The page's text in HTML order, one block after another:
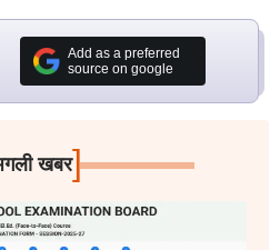
Add as a preferred
source on google
खबर]